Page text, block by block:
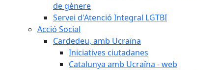
de gènere
Servei d'Atenció Integral LGTBI
Acció Social
Cardedeu, amb Ucraïna
Iniciatives ciutadanes
Catalunya amb Ucraïna - web